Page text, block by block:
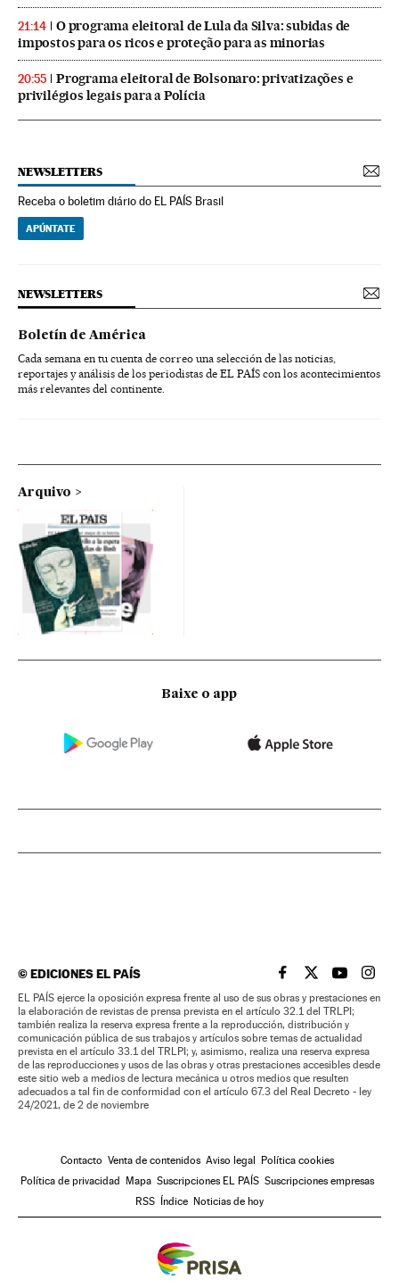
21:14
O programa eleitoral de Lula da Silva: subidas de
impostos para os ricos e proteção para as minorias
20:55
Programa eleitoral de Bolsonaro: privatizações e
privilégios legais para a Polícia
NEWSLETTERS
Receba o boletim diário do EL PAÍS Brasil
APÚNTATE
NEWSLETTERS
Boletín de América
Cada semana en tu cuenta de correo una selección de las noticias,
reportajes y análisis de los periodistas de EL PAÍS con los acontecimientos
más relevantes del continente.
Arquivo
Baixe o app
©EDICIONES EL PAÍS EL PAÍS BRASIL EN
EL PAÍSEL PAÍS
EL
EL PAÍS ejerce la oposición expresa frente al uso de sus obras y prestaciones en
la elaboración de revistas de prensa prevista en el artículo 32.1 del TRLPI;
también realiza la reserva expresa frente a la reproducción, distribución y
comunicación pública de sus trabajos y artículos sobre temas de actualidad
prevista en el artículo 33.1 del TRLPI; y, asimismo, realiza una reserva expresa
de las reproducciones y usos de las obras y otras prestaciones accesibles desde
este sitio web a medios de lectura mecánica u otros medios que resulten
adecuados a tal fin de conformidad con el artículo 67.3 del Real Decreto - ley
24/2021, de 2 de noviembre
Contacto Venta de contenidos Aviso legal
Política cookies
Política de privacidad
Mapa Suscripciones EL PAÍS Suscripciones empresas
RSS
Índice Noticias de hoy